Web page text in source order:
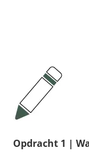
Opdracht 1 |